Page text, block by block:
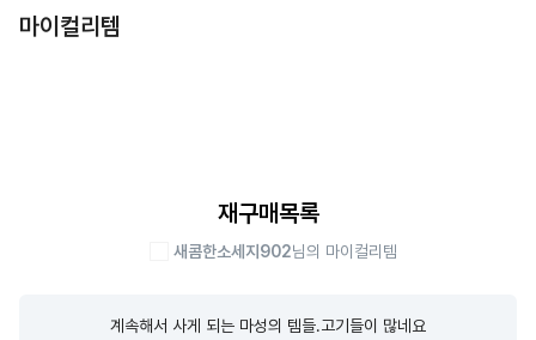
마이컬리템
재구매목록
새콤한소세지902님의 마이컬리템
계속해서 사게 되는 마성의 템들.고기들이 많네요